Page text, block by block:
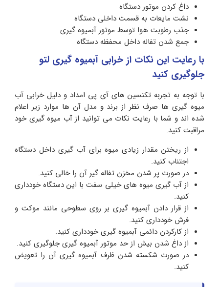
داغ کردن موتور دستگاه
نشت مایعات به قسمت داخلی دستگاه
جذب رطوبت هوا توسط موتور آبمیوه گیری
جمع شدن تفاله داخل محفظه دستگاه
با رعایت این نکات از خرابی آبمیوه گیری لتو
جلوگیری کنید
با توجه به تجربه تکنسین های آی پی امداد و دلیل خرابی آب
میوه گیری ها صرف نظر از برند و مدل آن ها موارد زیر اعلام
شده اند و شما با رعایت نکات می توانید از آب میوه گیری خود
مراقبت کنید.
از ریختن مقدار زیادی میوه برای آب گیری داخل دستگاه
اجتناب کنید.
در صورت پر شدن مخزن تفاله گیر آن را خالی کنید.
از آب گیری میوه های خیلی سفت با این دستگاه خودداری
کنید.
از قرار دادن آبمیوه گیری بر روی سطوحی مانند موکت و
فرش خودداری کنید.
از کارکردن دائمی آبمیوه گیری خودداری کنید.
از داغ شدن بیش از حد موتور آبمیوه گیری جلوگیری کنید.
در صورت شکسته شدن ظرف آبمیوه گیری آن را تعویض
کنید.